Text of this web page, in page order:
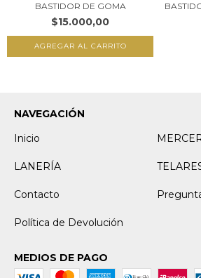
BASTIDOR DE GOMA
$15.000,00
AGREGAR AL CARRITO
NAVEGACIÓN
Inicio
LANERÍA
Contacto
Política de Devolución
MEDIOS DE PAGO